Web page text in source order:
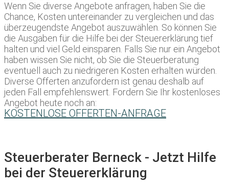
Wenn Sie diverse Angebote anfragen, haben Sie die
Chance, Kosten untereinander zu vergleichen und das
überzeugendste Angebot auszuwählen. So können Sie
die Ausgaben für die Hilfe bei der Steuererklärung tief
halten und viel Geld einsparen. Falls Sie nur ein Angebot
haben wissen Sie nicht, ob Sie die Steuerberatung
eventuell auch zu niedrigeren Kosten erhalten würden.
Diverse Offerten anzufordern ist genau deshalb auf
jeden Fall empfehlenswert. Fordern Sie Ihr kostenloses
Angebot heute noch an:
KOSTENLOSE OFFERTEN-ANFRAGE
Steuerberater Berneck - Jetzt Hilfe
bei der Steuererklärung